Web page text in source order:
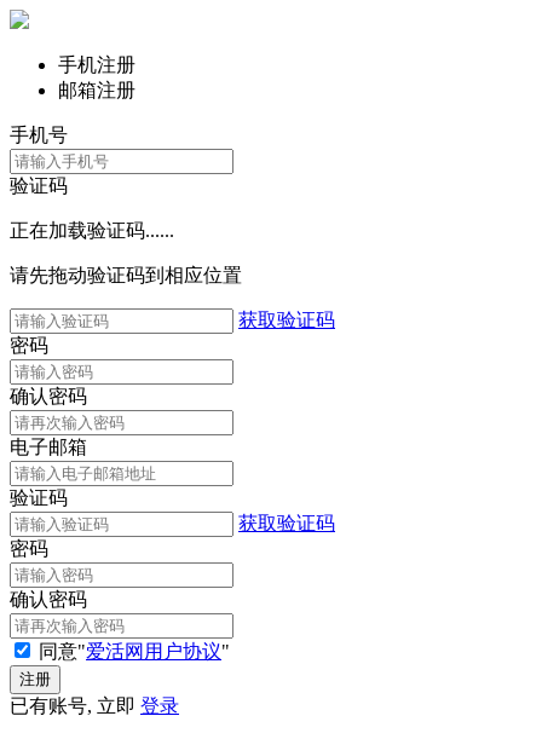
手机注册
邮箱注册
手机号
验证码
正在加载验证码......
请先拖动验证码到相应位置
获取验证码
密码
确认密码
电子邮箱
验证码
获取验证码
密码
确认密码
同意"爱活网用户协议"
已有账号, 立即 登录